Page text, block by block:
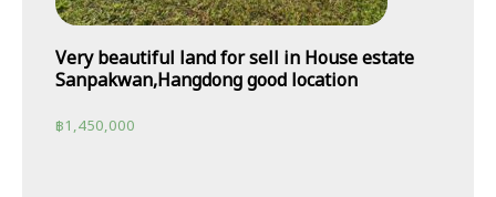
Very beautiful land for sell in House estate
Sanpakwan,Hangdong good location
฿1,450,000